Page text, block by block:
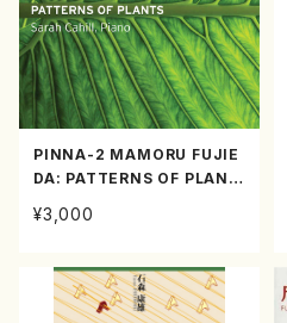
PINNA-2 MAMORU FUJIE
DA: PATTERNS OF PLANT
（PIANO/MAMORU FUJIED
¥3,000